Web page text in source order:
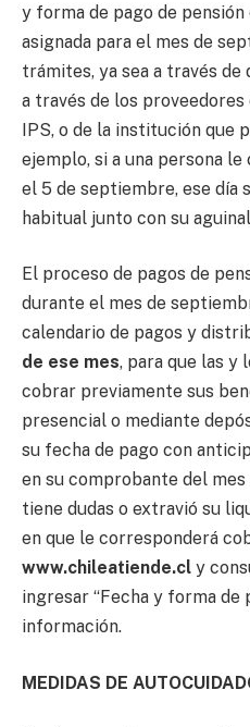
y forma de pago de
asignada para el mes de
trámites, ya sea a través
a través de los
IPS, o de la institución que
ejemplo, si a una persona
el 5 de septiembre, ese día
habitual junto con su
El proceso de pagos de
durante el mes de
calendario de pagos y
de ese mes, para que las y
cobrar previamente sus
presencial o mediante
su fecha de pago con
en su comprobante del
tiene dudas o extravió su
en que le corresponderá
www.chileatiende.cl y
ingresar “Fecha y forma de
información.
MEDIDAS DE